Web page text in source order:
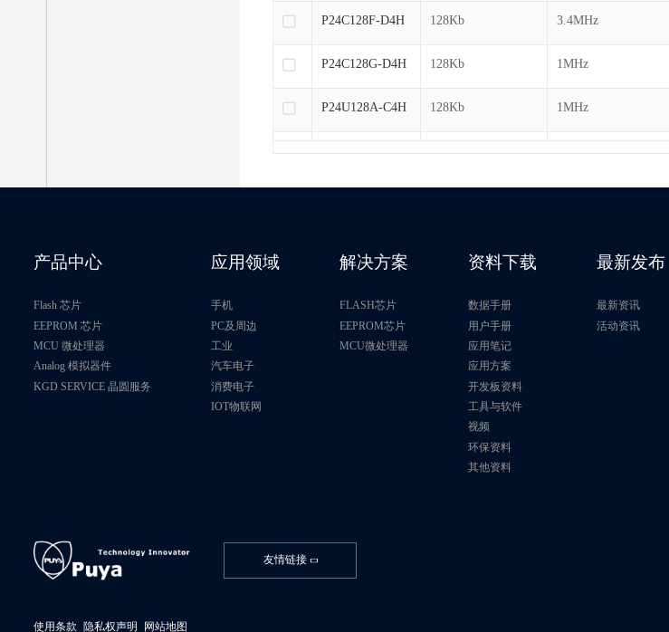
128Kb 3.4MHz
128Kb 1MHz
128Kb 1MHz
P24C128F-D4H
P24C128G-D4H
P24U128A-C4H
P24C256C-D4H
P24U256B-C4H
产品中心
Flash 芯片
EEPROM 芯片
MCU 微处理器
Analog 模拟器件
KGD SERVICE 晶圆服务
应用领域
手机
PC及周边
工业
汽车电子
消费电子
IOT物联网
解决方案
FLASH芯片
EEPROM芯片
MCU微处理器
资料下载
数据手册
用户手册
应用笔记
应用方案
开发板资料
工具与软件
视频
环保资料
其他资料
最新发布
最新资讯
活动资讯
友情链接
使用条款 隐私权声明 网站地图